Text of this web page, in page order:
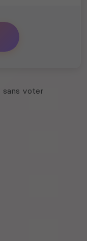
sans voter